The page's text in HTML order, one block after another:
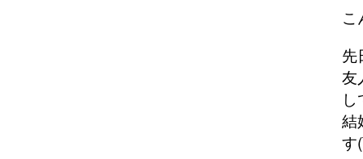
こ
先
友
結
す